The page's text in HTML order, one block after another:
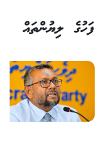
ފަހުގެ ލިޔުންތައް